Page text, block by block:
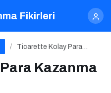
Fikirleri
Ticarette Kolay Para
Kazanma
Kazanma Yolları